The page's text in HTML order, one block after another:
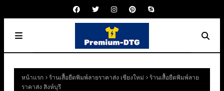
หน้าแรก ร้านเสื้อยืดพิมพ์ลายราคาส่ง เชียงใหม่
ร้านเสื้อยืดพิมพ์ลาย
ราคาส่ง สิงห์บุรี